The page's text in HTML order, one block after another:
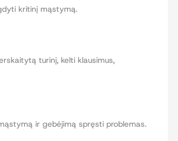
kritinį mąstymą.
turinį, kelti klausimus,
ir gebėjimą spręsti problemas.